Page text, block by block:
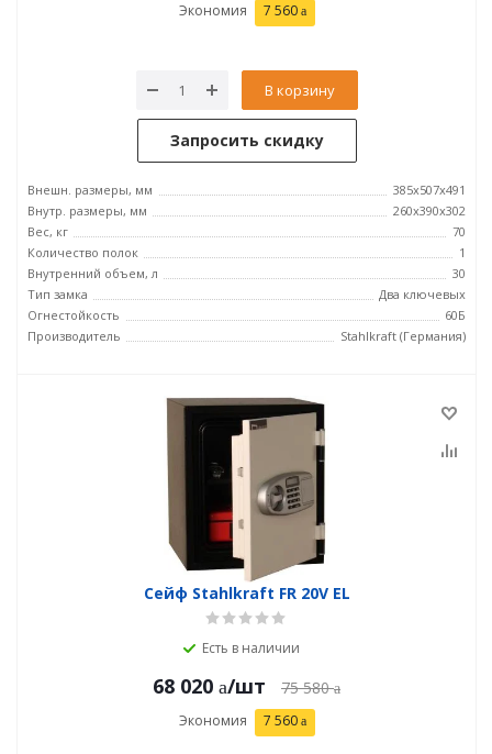
Экономия 7 560
В корзину
Запросить скидку
Внешн. размеры, мм
385x507x491
Внутр. размеры, мм
260x390x302
Вес, кг
70
Количество полок
1
Внутренний объем, л
30
Тип замка
Два ключевых
Огнестойкость
60Б
Производитель
Stahlkraft (Германия)
Сейф Stahlkraft FR 20V EL
Есть в наличии
68 020 /шт 75 580
Экономия 7 560